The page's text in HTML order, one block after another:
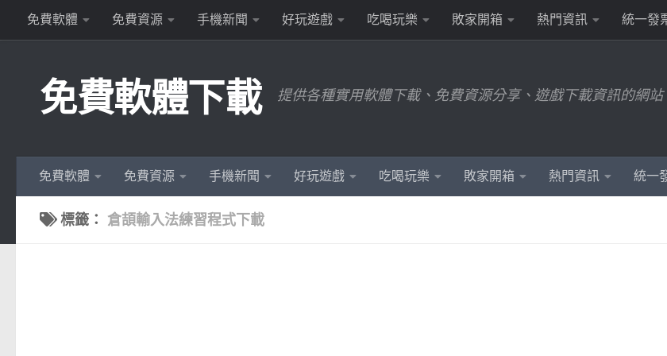
Skip to content
免費軟體 免費資源 手機新聞 好玩遊戲 吃喝玩樂 敗家開箱 熱門資訊 統一發
免費軟體下載 提供各種實用軟體下載、免費資源分享、遊戲下載資訊的網站
免費軟體 免費資源 手機新聞 好玩遊戲 吃喝玩樂 敗家開箱 熱門資訊 統一
標籤： 倉頡輸入法練習程式下載